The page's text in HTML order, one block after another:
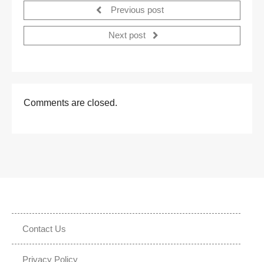
Previous post
Next post
Comments are closed.
Contact Us
Privacy Policy